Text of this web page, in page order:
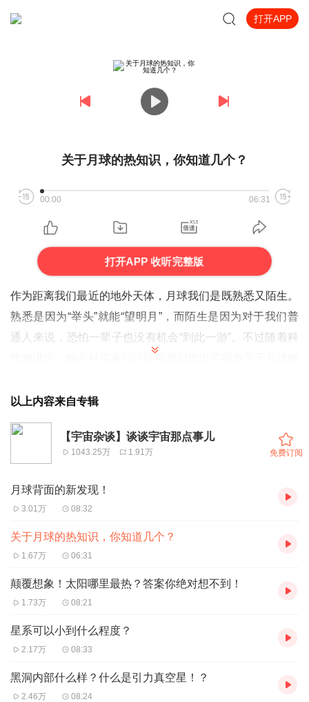
打开APP
关于月球的热知识，你知道几个？
00:00 06:31
打开APP 收听完整版
作为距离我们最近的地外天体，月球我们是既熟悉又陌生。
熟悉是因为“举头”就能“望明月”，而陌生是因为对于我们普
通人来说，恐怕一辈子也没有机会“到此一游”。不过随着科
对月球究竟了解有多少？
以上内容来自专辑
【宇宙杂谈】谈谈宇宙那点事儿
1043.25万 1.91万 免费订阅
月球背面的新发现！
3.01万 08:32
关于月球的热知识，你知道几个？
1.67万 06:31
颠覆想象！太阳哪里最热？答案你绝对想不到！
1.73万 08:21
星系可以小到什么程度？
2.17万 08:33
黑洞内部什么样？什么是引力真空星！？
2.46万 08:24